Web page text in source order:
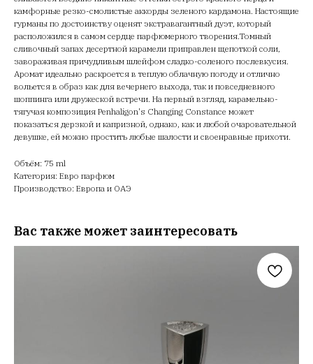
камфорные резко-смолистые аккорды зеленого кардамона. Настоящие
гурманы по достоинству оценят экстравагантный дуэт, который
расположился в самом сердце парфюмерного творения.Томный
сливочный запах десертной карамели приправлен щепоткой соли,
завораживая причудливым шлейфом сладко-соленого послевкусия.
Аромат идеально раскроется в теплую облачную погоду и отлично
вольется в образ как для вечернего выхода, так и повседневного
шоппинга или дружеской встречи. На первый взгляд, карамельно-
тягучая композиция Penhaligon's Changing Constance может
показаться дерзкой и капризной, однако, как и любой очаровательной
девушке, ей можно простить любые шалости и своенравные прихоти.
Объём: 75 ml
Категория: Евро парфюм
Производство: Европа и ОАЭ
Вас также может заинтересовать